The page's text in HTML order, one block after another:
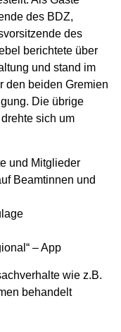
des BDZ,
des
berichtete über
und stand im
den beiden Gremien
Die übrige
sich um
und Mitglieder
Beamtinnen und
– App
wie z.B.
behandelt